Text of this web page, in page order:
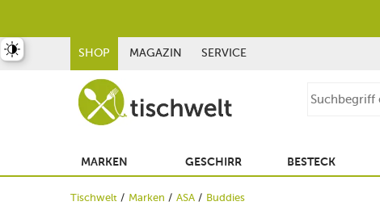
SHOP MAGAZIN SERVICE
MARKEN GESCHIRR BESTECK
Tischwelt Marken ASA Buddies
umschalten